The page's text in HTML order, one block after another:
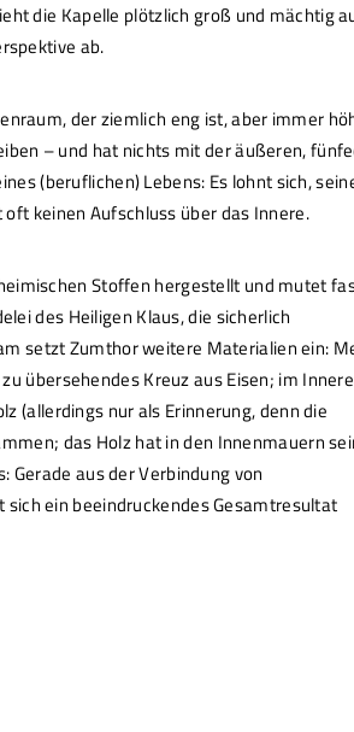
die Kapelle plötzlich groß und mächtig
ab.
der ziemlich eng ist, aber immer
– und hat nichts mit der äußeren,
(beruflichen) Lebens: Es lohnt sich,
keinen Aufschluss über das Innere.
Stoffen hergestellt und mutet
des Heiligen Klaus, die sicherlich
setzt Zumthor weitere Materialien ein:
übersehendes Kreuz aus Eisen; im
(allerdings nur als Erinnerung, denn die
das Holz hat in den Innenmauern
Gerade aus der Verbindung von
ein beeindruckendes Gesamt­resultat